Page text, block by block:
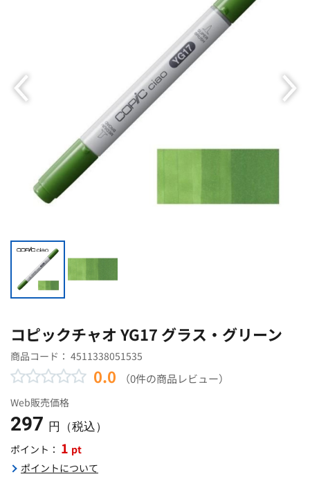
コピックチャオ YG17 グラス・グリーン
商品コード： 4511338051535
0.0 （0件の商品レビュー）
Web販売価格
297 円（税込）
ポイント： 1 pt
ポイントについて